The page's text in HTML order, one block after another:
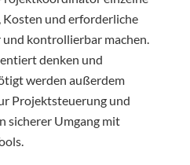
Kosten und erforderliche
kontrollierbar machen.
denken und
werden außerdem
Projektsteuerung und
sicherer Umgang mit